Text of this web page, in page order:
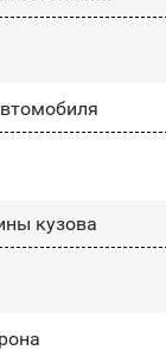
кузова